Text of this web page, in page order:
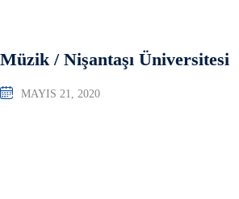
Müzik / Nişantaşı Üniversitesi
MAYIS 21, 2020